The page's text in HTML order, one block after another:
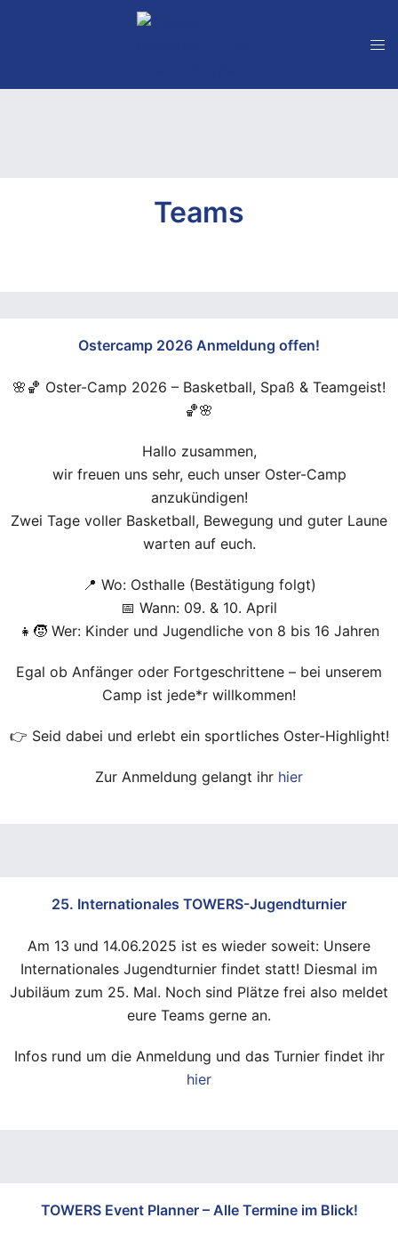
Teams
Ostercamp 2026 Anmeldung offen!
🌸🏀 Oster-Camp 2026 – Basketball, Spaß & Teamgeist!
🏀🌸
Hallo zusammen,
wir freuen uns sehr, euch unser Oster-Camp
anzukündigen!
Zwei Tage voller Basketball, Bewegung und guter Laune
warten auf euch.
📍 Wo: Osthalle (Bestätigung folgt)
📅 Wann: 09. & 10. April
👧🧒 Wer: Kinder und Jugendliche von 8 bis 16 Jahren
Egal ob Anfänger oder Fortgeschrittene – bei unserem
Camp ist jede*r willkommen!
👉 Seid dabei und erlebt ein sportliches Oster-Highlight!
Zur Anmeldung gelangt ihr hier
25. Internationales TOWERS-Jugendturnier
Am 13 und 14.06.2025 ist es wieder soweit: Unsere
Internationales Jugendturnier findet statt! Diesmal im
Jubiläum zum 25. Mal. Noch sind Plätze frei also meldet
eure Teams gerne an.
Infos rund um die Anmeldung und das Turnier findet ihr
hier
TOWERS Event Planner – Alle Termine im Blick!